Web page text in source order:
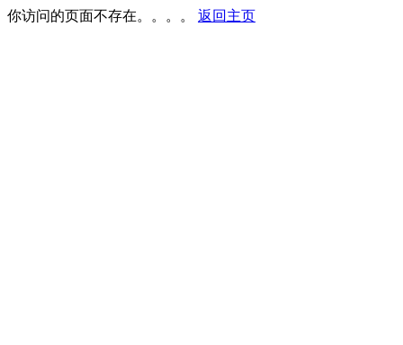
你访问的页面不存在。。。。 返回主页